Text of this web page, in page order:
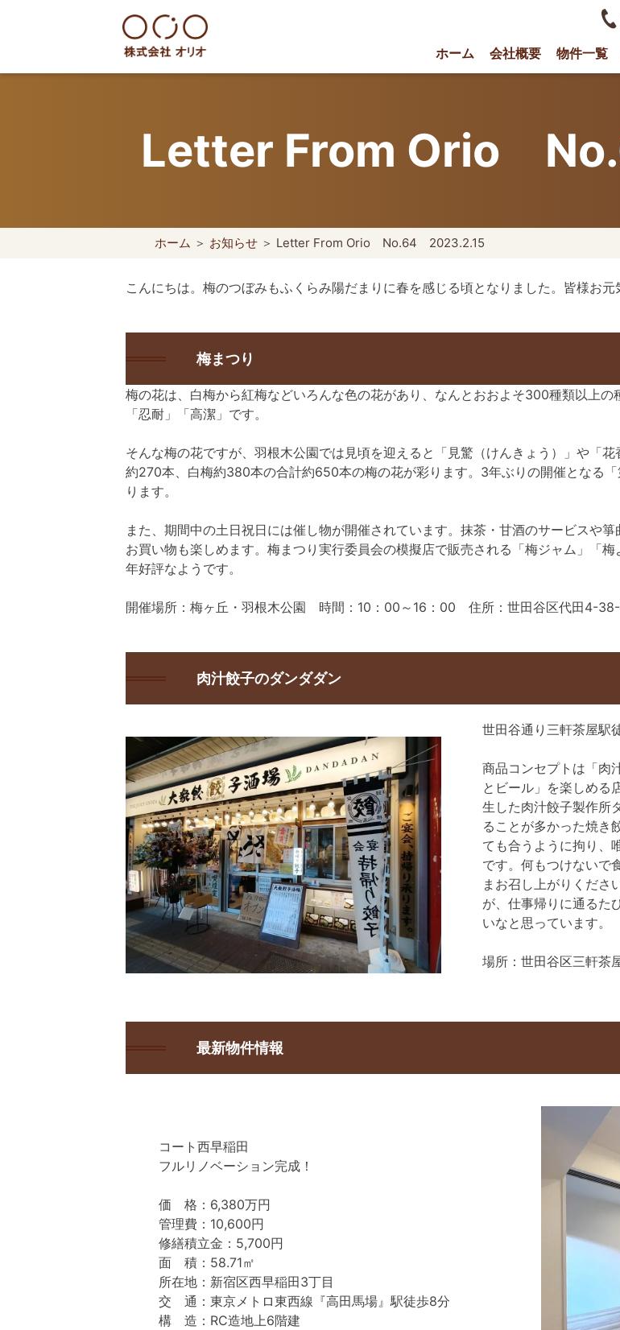
世田谷区の相続・空き家・借地権に強い不動産会社｜売却・
ホーム 会社概要 物件一覧
Letter From Orio
ホーム ＞ お知らせ ＞ Letter From Orio No.64 2023.2.15
こんにちは。梅のつぼみもふくらみ陽だまりに春を感じる頃となりました。皆様お元
梅まつり
梅の花は、白梅から紅梅などいろんな色の花があり、なんとおおよそ300種類以上の
「忍耐」「高潔」です。
そんな梅の花ですが、羽根木公園では見頃を迎えると「見驚（けんきょう）」や「
約270本、白梅約380本の合計約650本の梅の花が彩ります。3年ぶりの開催となる
ります。
また、期間中の土日祝日には催し物が開催されています。抹茶・甘酒のサービスや
お買い物も楽しめます。梅まつり実行委員会の模擬店で販売される「梅ジャム」「
年好評なようです。
開催場所：梅ヶ丘・羽根木公園 時間：10：00～16：00 住所：世田谷区代田4-
肉汁餃子のダンダダン
世田谷通り三軒茶屋駅
商品コンセプトは「肉
とビール」を楽しめる
生した肉汁餃子製作所
ることが多かった焼き
ても合うように拘り、
です。何もつけないで
まお召し上がりくださ
が、仕事帰りに通るた
いなと思っています。
場所：世田谷区三軒茶
最新物件情報
コート西早稲田
フルリノベーション完成！
価 格：6,380万円
管理費：10,600円
修繕積立金：5,700円
面 積：58.71㎡
所在地：新宿区西早稲田3丁目
交 通：東京メトロ東西線『高田馬場』駅徒歩8分
構 造：RC造地上6階建